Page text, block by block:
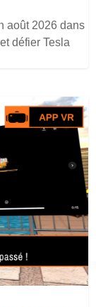
août 2026 dans
défier Tesla